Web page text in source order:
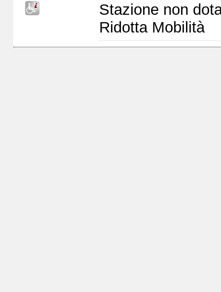
Stazione non
Ridotta Mobilità